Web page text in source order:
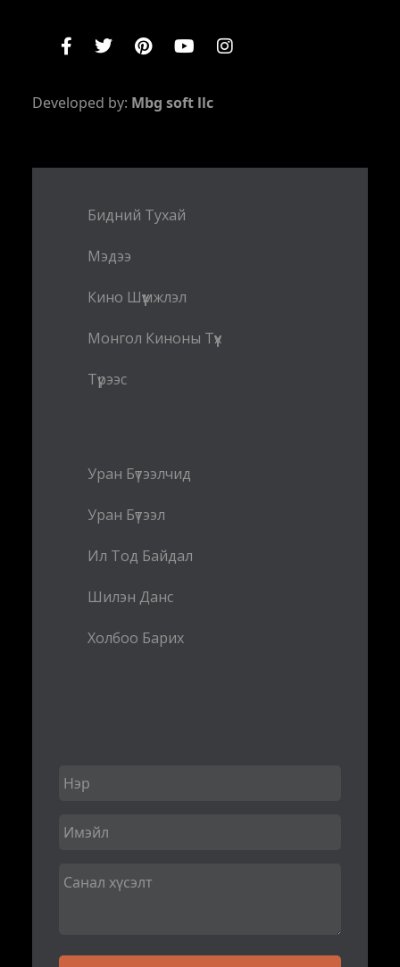
Developed by: Mbg soft llc
Бидний Тухай
Мэдээ
Кино Шүүмжлэл
Монгол Киноны Түүх
Түрээс
Уран Бүтээлчид
Уран Бүтээл
Ил Тод Байдал
Шилэн Данс
Холбоо Барих